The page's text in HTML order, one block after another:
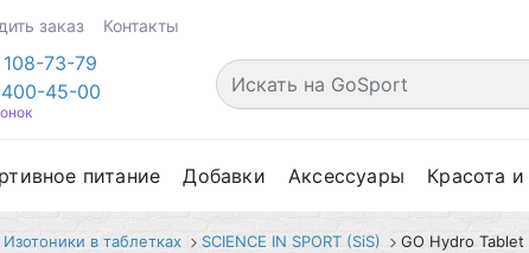
заказ Контакты
73-79
45-00
питание Добавки Аксессуары Красота и
Изотоники в таблетках SCIENCE IN SPORT (SiS) GO Hydro Tablet